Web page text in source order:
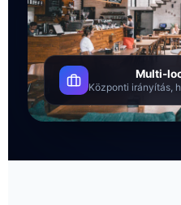
Multi-
Központi irányítás,